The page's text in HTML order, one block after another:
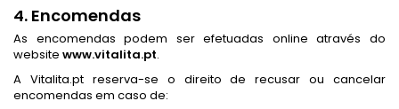
4. Encomendas
As encomendas podem ser efetuadas online através do
website www.vitalita.pt.
A Vitalita.pt reserva-se o direito de recusar ou cancelar
encomendas em caso de: